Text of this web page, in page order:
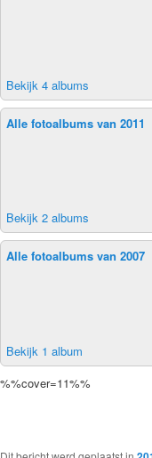
Bekijk 4 albums
Alle fotoalbums van 2011
Bekijk 2 albums
Alle fotoalbums van 2007
Bekijk 1 album
%%cover=11%%